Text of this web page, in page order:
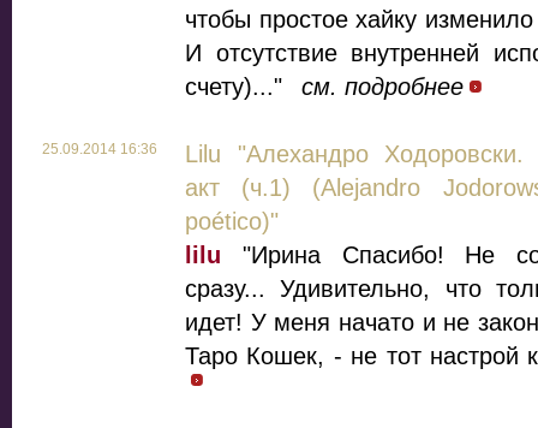
чтобы простое хайку
И отсутствие внутренней
счету)..."
см. подробнее
25.09.2014 16:36
Lilu "Алехандро Ходоровски.
акт (ч.1) (Alejandro
poético)"
lilu "Ирина Спасибо! Не
сразу... Удивительно, что
идет! У меня начато и не
Таро Кошек, - не тот настрой